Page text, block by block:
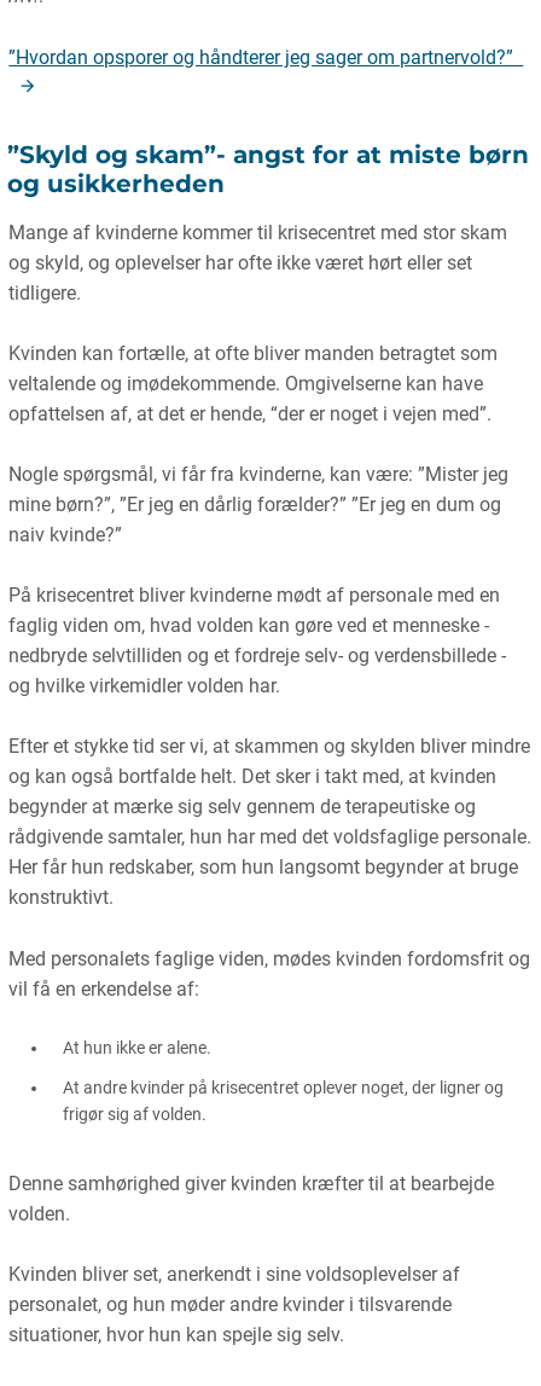
”Hvordan opsporer og håndterer jeg sager om partnervold?”
”Skyld og skam”- angst for at miste børn
og usikkerheden
Mange af kvinderne kommer til krisecentret med stor skam
og skyld, og oplevelser har ofte ikke været hørt eller set
tidligere.
Kvinden kan fortælle, at ofte bliver manden betragtet som
veltalende og imødekommende. Omgivelserne kan have
opfattelsen af, at det er hende, “der er noget i vejen med”.
Nogle spørgsmål, vi får fra kvinderne, kan være: ”Mister jeg
mine børn?”, ”Er jeg en dårlig forælder?” ”Er jeg en dum og
naiv kvinde?”
På krisecentret bliver kvinderne mødt af personale med en
faglig viden om, hvad volden kan gøre ved et menneske -
nedbryde selvtilliden og et fordreje selv- og verdensbillede -
og hvilke virkemidler volden har.
Efter et stykke tid ser vi, at skammen og skylden bliver mindre
og kan også bortfalde helt. Det sker i takt med, at kvinden
begynder at mærke sig selv gennem de terapeutiske og
rådgivende samtaler, hun har med det voldsfaglige personale.
Her får hun redskaber, som hun langsomt begynder at bruge
konstruktivt.
Med personalets faglige viden, mødes kvinden fordomsfrit og
vil få en erkendelse af:
At hun ikke er alene.
At andre kvinder på krisecentret oplever noget, der ligner og
frigør sig af volden.
Denne samhørighed giver kvinden kræfter til at bearbejde
volden.
Kvinden bliver set, anerkendt i sine voldsoplevelser af
personalet, og hun møder andre kvinder i tilsvarende
situationer, hvor hun kan spejle sig selv.